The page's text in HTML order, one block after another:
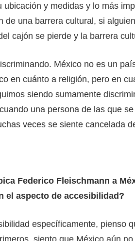
y medidas y lo más
de una barrera cultural, si
cajón se pierde y la barrera
México no es un
en cuánto a religión, pero en
siendo sumamente
una persona de las que
veces se siente cancelada
Federico Fleischmann a
el aspecto de accesibilidad?
específicamente, pienso
siento que México aún